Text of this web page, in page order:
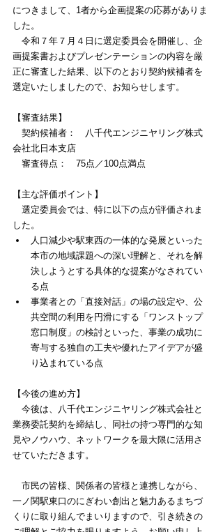
につきまして、1者から企画提案の応募がありま
した。
令和７年７月４日に選定委員会を開催し、企
画提案書およびプレゼンテーションの内容を厳
正に審査した結果、以下のとおり契約候補者を
選定いたしましたので、お知らせします。
【審査結果】
契約候補者：　八千代エンジニヤリング株式
会社北日本支店
審査得点：　75点／100点満点
【主な評価ポイント】
選定委員会では、特に以下の点が評価されま
した。
人口減少や駅東西の一体的な発展といった
本市の地域課題への深い理解と、それを解
決しようとする具体的な提案がなされてい
る点
事業者との「直接対話」の場の設定や、公
共空間の利用を円滑にする「ワンストップ
窓口制度」の検討といった、事業の成功に
寄与する独自の工夫や優れたアイデアが盛
り込まれている点
【今後の進め方】
今後は、八千代エンジニヤリング株式会社と
業務委託契約を締結し、同社の持つ専門的な知
見やノウハウ、ネットワークを最大限に活用さ
せていただきます。
市民の皆様、関係者の皆様と連携しながら、
一ノ関駅東口のにぎわい創出と魅力あるまちづ
くりに取り組んでまいりますので、引き続きの